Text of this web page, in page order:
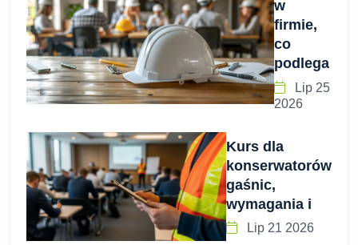
w
firmie,
co
podlega
Lip 25
2026
Kurs dla
konserwatorów
gaśnic,
wymagania i
Lip 21 2026